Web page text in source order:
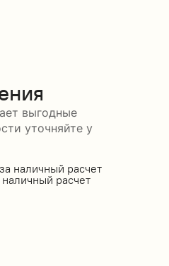
выгодные
уточняйте у
расчет